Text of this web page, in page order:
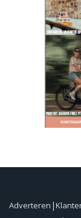
Adverteren